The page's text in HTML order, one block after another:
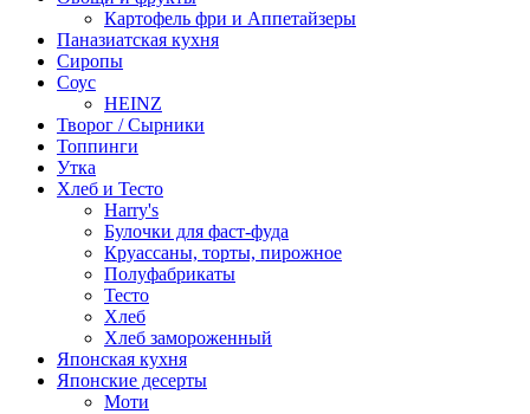
Картофель фри и Аппетайзеры
Паназиатская кухня​
Сиропы
Соус
HEINZ
Творог / Сырники
Топпинги
Утка
Хлеб и Тесто
Harry's
Булочки для фаст-фуда
Круассаны, торты, пирожное
Полуфабрикаты
Тесто
Хлеб
Хлеб замороженный
Японская кухня
Японские десерты
Моти